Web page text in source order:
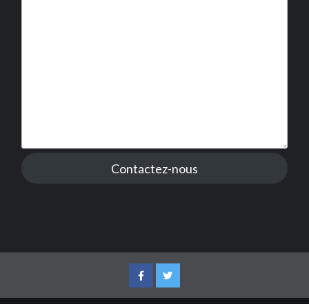
Contactez-nous
FacebookTwitter